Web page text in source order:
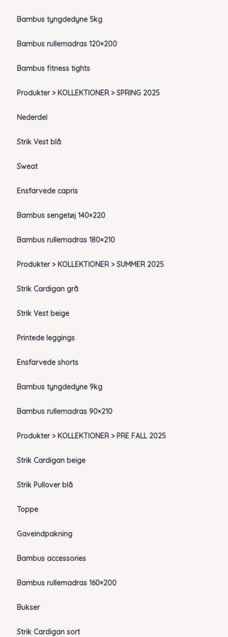
Bambus tyngdedyne 5kg
Bambus rullemadras 120×200
Bambus fitness tights
Produkter > KOLLEKTIONER > SPRING 2025
Nederdel
Strik Vest blå
Sweat
Ensfarvede capris
Bambus sengetøj 140×220
Bambus rullemadras 180×210
Produkter > KOLLEKTIONER > SUMMER 2025
Strik Cardigan grå
Strik Vest beige
Printede leggings
Ensfarvede shorts
Bambus tyngdedyne 9kg
Bambus rullemadras 90×210
Produkter > KOLLEKTIONER > PRE FALL 2025
Strik Cardigan beige
Strik Pullover blå
Toppe
Gaveindpakning
Bambus accessories
Bambus rullemadras 160×200
Bukser
Strik Cardigan sort